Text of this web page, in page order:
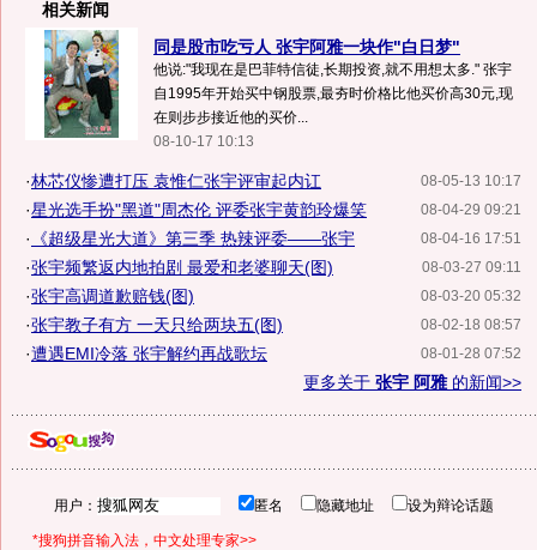
相关新闻
同是股市吃亏人 张宇阿雅一块作"白日梦"
他说:"我现在是巴菲特信徒,长期投资,就不用想太多." 张宇
自1995年开始买中钢股票,最夯时价格比他买价高30元,现
在则步步接近他的买价...
08-10-17 10:13
08-05-13 10:17
·林芯仪惨遭打压 袁惟仁张宇评审起内讧
08-04-29 09:21
·星光选手扮"黑道"周杰伦 评委张宇黄韵玲爆笑
08-04-16 17:51
· 《超级星光大道》第三季 热辣评委——张宇
08-03-27 09:11
·张宇频繁返内地拍剧 最爱和老婆聊天(图)
08-03-20 05:32
·张宇高调道歉赔钱(图)
08-02-18 08:57
·张宇教子有方 一天只给两块五(图)
08-01-28 07:52
·遭遇EMI冷落 张宇解约再战歌坛
更多关于 张宇 阿雅的新闻>>
用户： 匿名 隐藏地址 设为辩论话题
*搜狗拼音输入法，中文处理专家>>